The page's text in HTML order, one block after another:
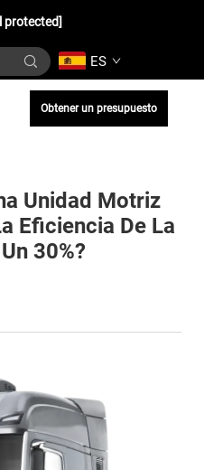
protected]
ES
Obtener un presupuesto
Unidad Motriz
Eficiencia De La
30%?